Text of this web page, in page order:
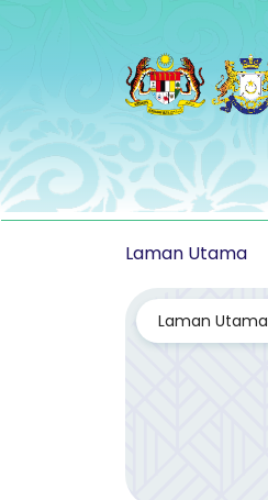
Laman Utama
Laman Utama